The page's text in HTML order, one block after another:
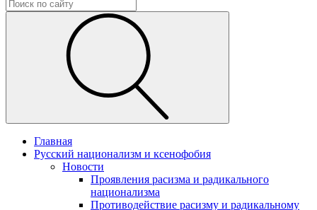
Главная
Русский национализм и ксенофобия
Новости
Проявления расизма и радикального
национализма
Противодействие расизму и радикальному